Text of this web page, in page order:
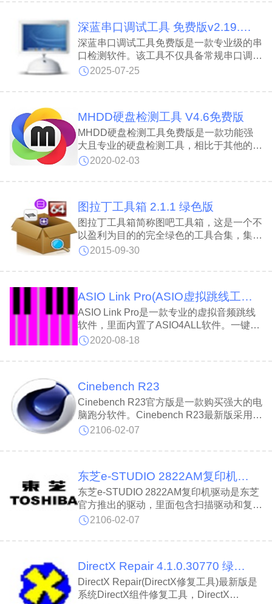
外，Cpu-Z2021还能全面监测主板和内存
能，适用于各品牌及型号的硬件检测需求。
深蓝串口调试工具 免费版v2.19.12.40916
深蓝串口调试工具免费版是一款专业级的串
口检测软件。该工具不仅具备常规串口调试
软件的全部功能，还创新性地集成了高效的
存储。采用先进的多线程技术，有效解决了
稳定可靠。软件支持多种数据导出格式，包
括文本文件、CSV(EXCEL)表格以及二进
制BIN文件，满足不同场景下的数据处理需
求。
2025-07-25
MHDD硬盘检测工具 V4.6免费版
MHDD硬盘检测工具免费版是一款功能强
大且专业的硬盘检测工具，相比于其他的检
测工具，MHDD硬盘检测工具免费版具有
够帮助使用者修复硬盘坏道，让硬盘延长使
2020-02-03
图拉丁工具箱 2.1.1 绿色版
图拉丁工具箱简称图吧工具箱，这是一个不
以盈利为目的的完全绿色的工具合集，集成
了常用的硬件检测与系统维护等工具，方
无广告推广，不会联网不会捆绑或者诱导用
2015-09-30
ASIO Link Pro(ASIO虚拟跳线工具) V2.4.4.2 免费中文版
ASIO Link Pro是一款专业的虚拟音频跳线
软件，里面内置了ASIO4ALL软件。一键安
装十分方便，兼容性好，稳定性强，延迟更
的外置声卡搭载机架之用。
2020-08-18
Cinebench R23
Cinebench R23官方版是一款购买强大的电
脑跑分软件。Cinebench R23最新版采用了
先进的算法，可以快速的测试电脑的CPU
信息等。Cinebench R23软件还能够对电脑
显存大小等，检测结果更加准确。
2106-02-07
东芝e-STUDIO 2822AM复印机驱动 V2.1.0.0 官方版
东芝e-STUDIO 2822AM复印机驱动是东芝
官方推出的驱动，里面包含扫描驱动和复印
驱动，如果你的一体机初次连接电脑，那么
而正常进行工作。
2106-02-07
DirectX Repair 4.1.0.30770 绿色版
DirectX Repair(DirectX修复工具)最新版是
系统DirectX组件修复工具，DirectX